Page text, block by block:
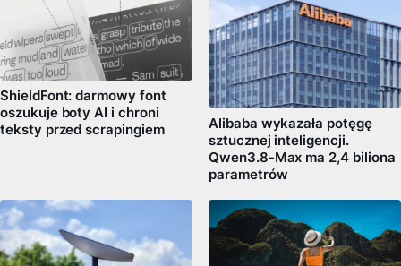
ShieldFont: darmowy font
oszukuje boty AI i chroni
teksty przed scrapingiem
Alibaba wykazała potęgę
sztucznej inteligencji.
Qwen3.8-Max ma 2,4 biliona
parametrów